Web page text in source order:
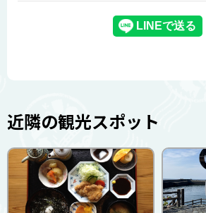
近隣の観光スポット